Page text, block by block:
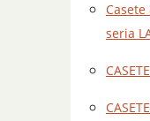
seria